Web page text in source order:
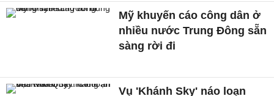
Mỹ khuyến cáo công dân ở
nhiều nước Trung Đông sẵn
sàng rời đi
Vụ 'Khánh Sky' náo loạn